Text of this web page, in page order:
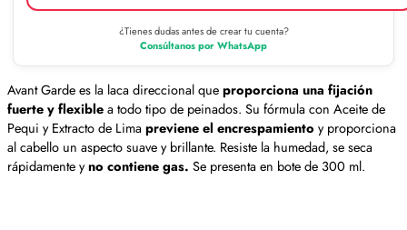
¿Tienes dudas antes de crear tu cuenta?
Consúltanos por WhatsApp
Avant Garde es la laca direccional queproporciona una fijación
fuerte y flexiblea todo tipo de peinados. Su fórmula con Aceite de
Pequi y Extracto de Limapreviene el encrespamiento y proporciona
al cabello un aspecto suave y brillante. Resiste la humedad, se seca
rápidamente yno contiene gas. Se presenta en bote de 300 ml.